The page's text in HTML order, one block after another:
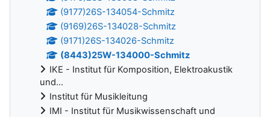
(9177)26S-134054-Schmitz
(9169)26S-134028-Schmitz
(9171)26S-134026-Schmitz
(8443)25W-134000-Schmitz
IKE - Institut für Komposition, Elektroakustik
und...
Institut für Musikleitung
IMI - Institut für Musikwissenschaft und